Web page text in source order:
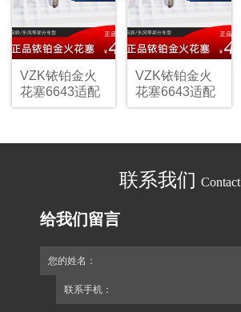
VZK铱铂金火
花塞6643适配
启辰
VZK铱铂金火
花塞6643适配
东风
联系我们 Contact
给我们留言
您的姓名：
联系手机：